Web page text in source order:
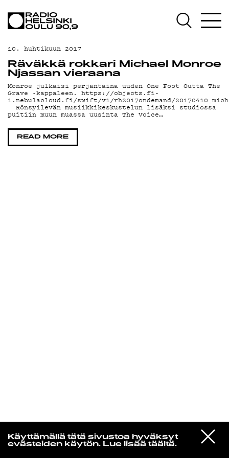
Käyttämällä tätä sivustoa hyväksyt
evästeiden käytön. Lue lisää täältä.
VIESTI
STUDIOON
Norpan maailma
AJANKOHTAISTA
OHJELMAT
TEKIJÄT
ON-DEMAND
PODCAST
MAINOSTA
10. huhtikuun 2017
Räväkkä rokkari Michael Monroe
Njassan vieraana
Monroe julkaisi perjantaina uuden One Foot Outta The
Grave -kappaleen. https://objects.fi-
1.nebulacloud.fi/swift/v1/rh2017ondemand/
Rönsyilevän musiikkikeskustelun lisäksi studiossa
puitiin muun muassa uusinta The Voice…
READ MORE